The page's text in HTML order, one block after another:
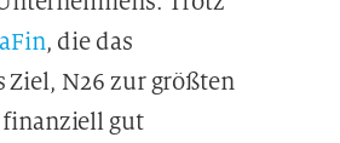
, die das
N26 zur größten
finanziell gut